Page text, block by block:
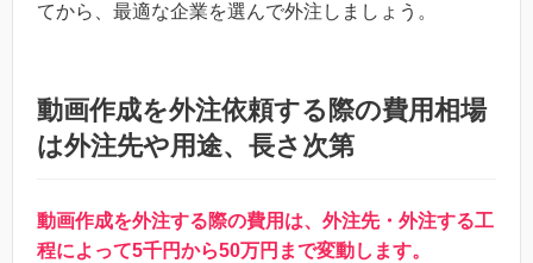
てから、最適な企業を選んで外注しましょう。
動画作成を外注依頼する際の費用相場
は外注先や用途、長さ次第
動画作成を外注する際の費用は、外注先・外注する工
程によって5千円から50万円まで変動します。